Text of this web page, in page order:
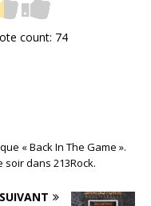
count: 74
« Back In The Game ».
soir dans 213Rock.
SUIVANT